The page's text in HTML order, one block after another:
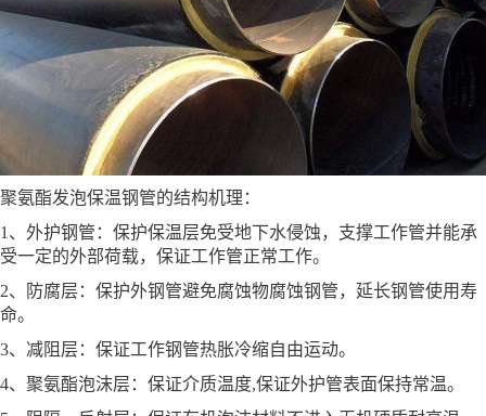
聚氨酯发泡保温钢管的结构机理：
1、外护钢管：保护保温层免受地下水侵蚀，支撑工作管并能承
受一定的外部荷载，保证工作管正常工作。
2、防腐层：保护外钢管避免腐蚀物腐蚀钢管，延长钢管使用寿
命。
3、减阻层：保证工作钢管热胀冷缩自由运动。
4、聚氨酯泡沫层：保证介质温度,保证外护管表面保持常温。